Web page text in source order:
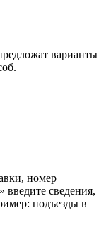
варианты
номер
введите сведения,
подъезды в